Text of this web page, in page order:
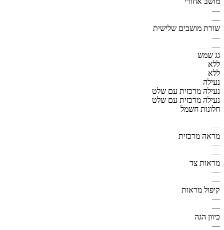
—
—
שורת מושבים שלישית
—
—
גג שמש
ללא
ללא
נעילה
נעילה מרכזית עם שלט
נעילה מרכזית עם שלט
חלונות חשמל
—
—
מראה מרכזית
—
—
מראות צד
—
—
קיפול מראות
—
—
כיוון הגה
—